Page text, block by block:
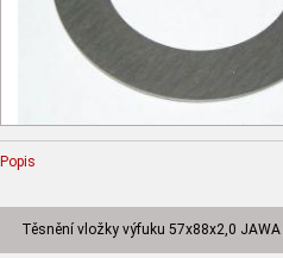
Popis
Těsnění vložky výfuku 57x88x2,0 JAWA